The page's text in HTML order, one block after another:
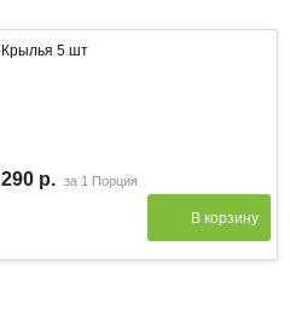
Крылья 5 шт
290 р. за 1 Порция
В корзину